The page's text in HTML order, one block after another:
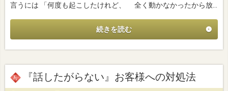
言うには 「何度も起こしたけれど、 全く動かなかったから放…
続きを読む
『話したがらない』お客様への対処法